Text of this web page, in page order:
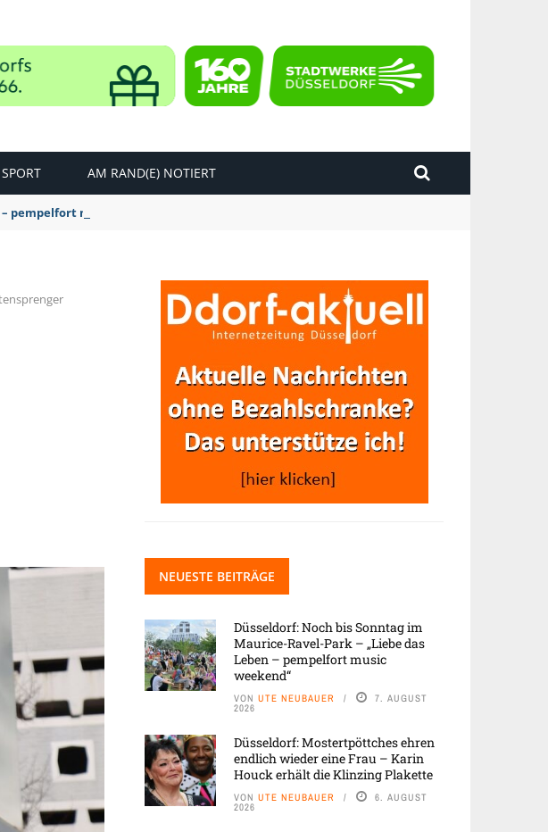
SPORT AM RAND(E) NOTIERT
pempelfort music weekend“
NEUESTE BEITRÄGE
Düsseldorf: Noch bis Sonntag im
Maurice-Ravel-Park – „Liebe das
Leben – pempelfort music
weekend“
VON UTE NEUBAUER 7. AUGUST
2026
Düsseldorf: Mostertpöttches ehren
endlich wieder eine Frau – Karin
Houck erhält die Klinzing Plakette
VON UTE NEUBAUER 6. AUGUST
2026